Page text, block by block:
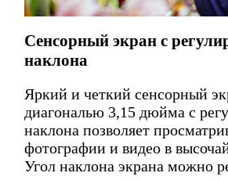
Сенсорный экран с
наклона
Яркий и четкий сенсорный
диагональю 3,15 дюйма с
наклона позволяет
фотографии и видео в
Угол наклона экрана можно